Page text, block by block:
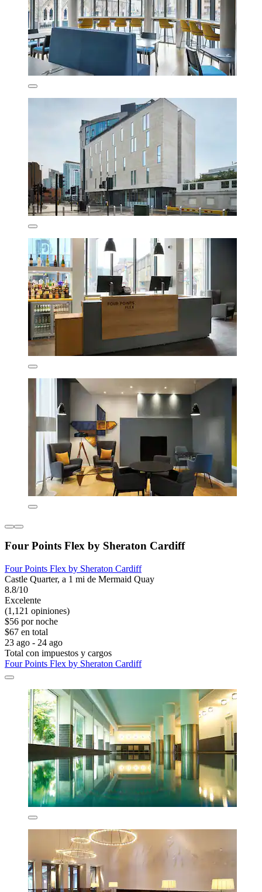
Four Points Flex by Sheraton Cardiff
Four Points Flex by Sheraton Cardiff
Castle Quarter, a 1 mi de Mermaid Quay
8.8/10
Excelente
(1,121 opiniones)
$56 por noche
$67 en total
23 ago - 24 ago
Total con impuestos y cargos
Four Points Flex by Sheraton Cardiff